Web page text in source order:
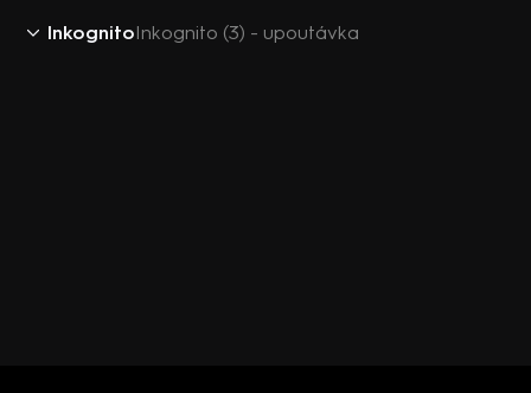
InkognitoInkognito (3) - upoutávka